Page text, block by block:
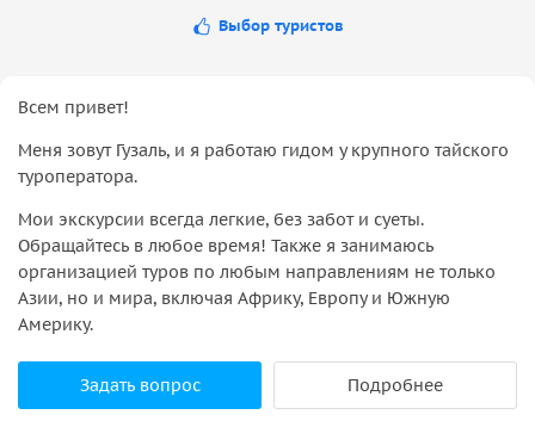
Выбор туристов
Всем привет!
Меня зовут Гузаль, и я работаю гидом у крупного тайского
туроператора.
Мои экскурсии всегда легкие, без забот и суеты.
Обращайтесь в любое время! Также я занимаюсь
организацией туров по любым направлениям не только
Азии, но и мира, включая Африку, Европу и Южную
Америку.
Задать вопрос Подробнее